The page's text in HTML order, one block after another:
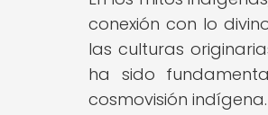
conexión con lo
las culturas
ha sido
cosmovisión indígena.